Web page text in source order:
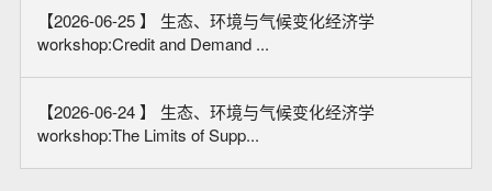
【2026-06-25 】 生态、环境与气候变化经济学
workshop:Credit and Demand ...
【2026-06-24 】 生态、环境与气候变化经济学
workshop:The Limits of Supp...